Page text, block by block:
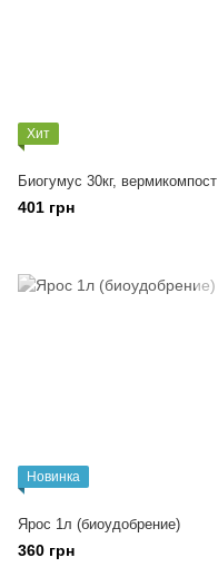
Хит
Биогумус 30кг, вермикомпост
401 грн
Новинка
Ярос 1л (биоудобрение)
360 грн